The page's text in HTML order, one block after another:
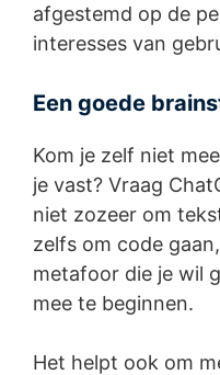
afgestemd op de
interesses van
Een goede
Kom je zelf niet
je vast? Vraag
niet zozeer om
zelfs om code
metafoor die je wil
mee te beginnen.
Het helpt ook om